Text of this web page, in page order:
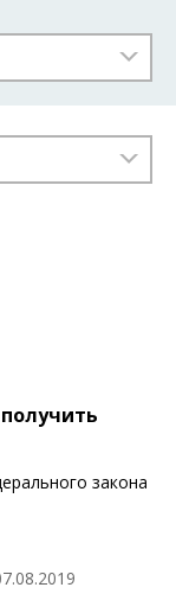
закона